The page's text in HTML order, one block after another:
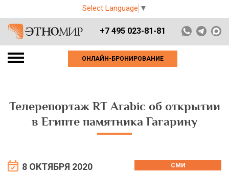
Select Language ▼
+7 495 023-81-81
ОНЛАЙН-БРОНИРОВАНИЕ
Телерепортаж RT Arabic об открытии
в Египте памятника Гагарину
8 ОКТЯБРЯ 2020 СМИ